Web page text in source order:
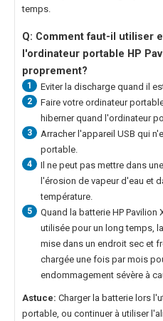
temps.
Q: Comment faut-il utiliser
l'ordinateur portable HP
proprement?
1 Eviter la discharge quand il
2
Faire votre ordinateur
hiberner quand l'ordinateur
3
Arracher l'appareil USB qui
portable.
4
Il ne peut pas mettre dans
l'érosion de vapeur d'eau et
température.
5 Quand la batterie HP Pavilion
utilisée pour un long temps,
mise dans un endroit sec et
chargée une fois par mois
endommagement sévère à
Astuce: Charger la batterie lors
portable, ou continuer à utiliser